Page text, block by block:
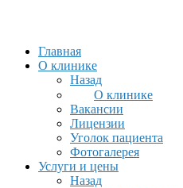
Главная
О клинике
Назад
О клинике
Вакансии
Лицензии
Уголок пациента
Фотогалерея
Услуги и цены
Назад